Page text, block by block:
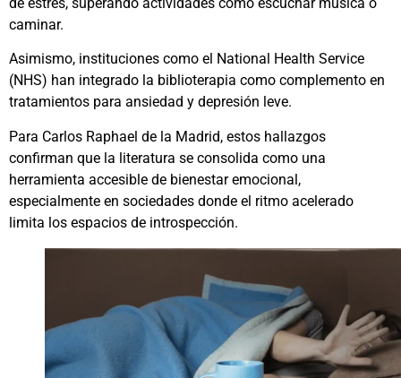
caminar.
Asimismo, instituciones como el National Health Service
(NHS) han integrado la biblioterapia como complemento en
tratamientos para ansiedad y depresión leve.
Para Carlos Raphael de la Madrid, estos hallazgos
confirman que la literatura se consolida como una
herramienta accesible de bienestar emocional,
especialmente en sociedades donde el ritmo acelerado
limita los espacios de introspección.